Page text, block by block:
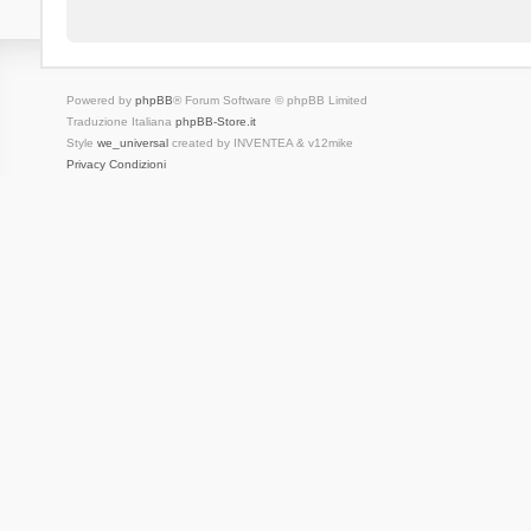
Powered by phpBB® Forum Software © phpBB Limited
Traduzione Italiana phpBB-Store.it
Style we_universalcreated by INVENTEA & v12mike
Privacy Condizioni